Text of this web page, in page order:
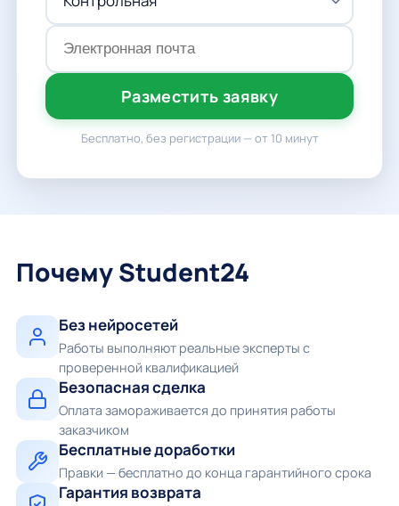
Разместить заявку
Бесплатно, без регистрации — от 10 минут
Почему Student24
Без нейросетей
Работы выполняют реальные эксперты с
проверенной квалификацией
Безопасная сделка
Оплата замораживается до принятия работы
заказчиком
Бесплатные доработки
Правки — бесплатно до конца гарантийного срока
Гарантия возврата